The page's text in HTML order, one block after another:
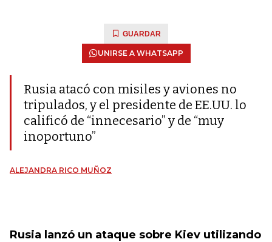
GUARDAR
UNIRSE A WHATSAPP
Rusia atacó con misiles y aviones no
tripulados, y el presidente de EE.UU. lo
calificó de “innecesario” y de “muy
inoportuno”
ALEJANDRA RICO MUÑOZ
Rusia lanzó un ataque sobre Kiev utilizando